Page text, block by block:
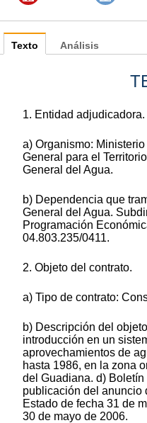
Texto
1. Entidad adjudicadora.
a) Organismo:
General para el
General del Agua.
b) Dependencia que
General del Agua.
Programación
04.803.235/0411.
2. Objeto del contrato.
a) Tipo de contrato:
b) Descripción del
introducción en un
aprovechamientos de
hasta 1986, en la zona
del Guadiana. d)
publicación del anuncio
Estado de fecha 31 de
30 de mayo de 2006.
Análisis